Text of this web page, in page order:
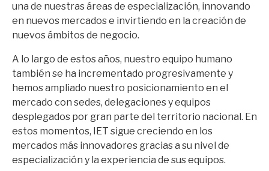
una de nuestras áreas de especialización, innovando
en nuevos mercados e invirtiendo en la creación de
nuevos ámbitos de negocio.
A lo largo de estos años, nuestro equipo humano
también se ha incrementado progresivamente y
hemos ampliado nuestro posicionamiento en el
mercado con sedes, delegaciones y equipos
desplegados por gran parte del territorio nacional. En
estos momentos, IET sigue creciendo en los
mercados más innovadores gracias a su nivel de
especialización y la experiencia de sus equipos.